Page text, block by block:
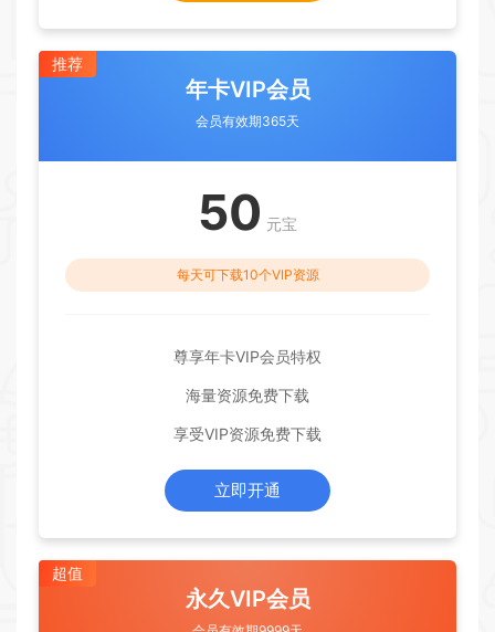
推荐
年卡VIP会员
会员有效期365天
50 元宝
每天可下载10个VIP资源
尊享年卡VIP会员特权
海量资源免费下载
享受VIP资源免费下载
立即开通
超值
永久VIP会员